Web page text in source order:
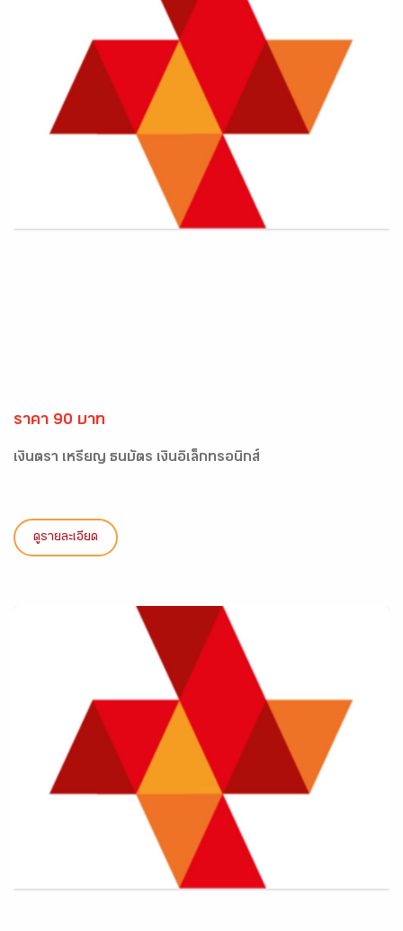
ราคา 90 บาท
เงินตรา เหรียญ ธนบัตร เงินอิเล็กทรอนิกส์
ดูรายละเอียด